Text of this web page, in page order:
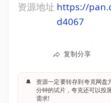
资源地址 https://
d4067
复制分享
🔔
资源一定要转存到夸克网
分钟的试片，夸克还可以投
需求!